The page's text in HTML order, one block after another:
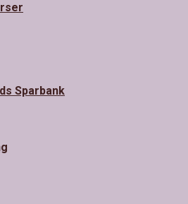
Sparbank